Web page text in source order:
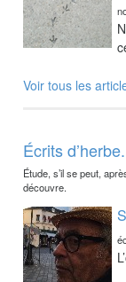
Voir tous les
Écrits
Étude, s’il se peut,
découvre.